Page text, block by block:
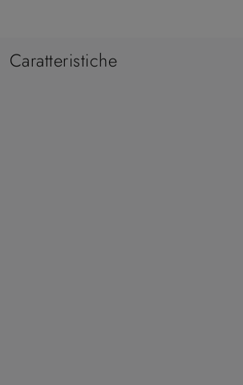
Caratteristiche